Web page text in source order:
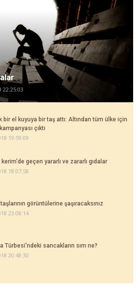
22:25:03
bir el kuyuya bir taş attı: Altından tüm ülke için
çıktı
19:59:09
kerim'de geçen yararlı ve zararlı gıdalar
18:07:58
görüntülerine şaşıracaksınız
23:08:14
Türbesi'ndeki sancakların sırrı ne?
20:48:30